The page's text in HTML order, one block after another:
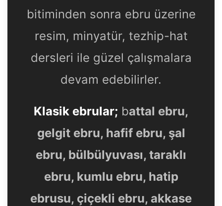
bitiminden sonra ebru üzerine
resim, minyatür, tezhip-hat
dersleri ile güzel çalışmalara
devam edebilirler.
Klasik ebrular; battal ebru,
gelgit ebru, hafif ebru, şal
ebru, bülbülyuvası, taraklı
ebru, kumlu ebru, hatip
ebrusu, çiçekli ebru, akkase